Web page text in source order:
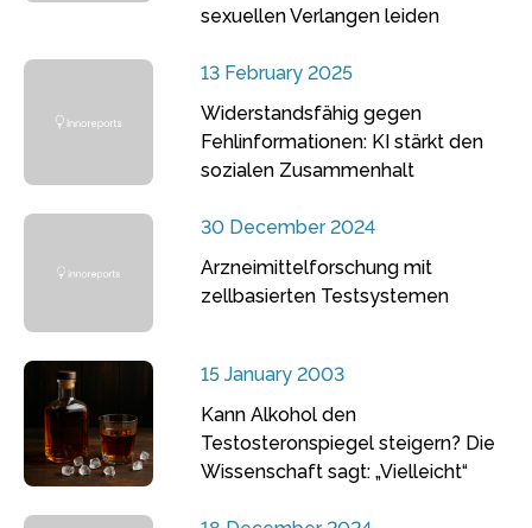
sexuellen Verlangen leiden
13 February 2025
Widerstandsfähig gegen
Fehlinformationen: KI stärkt den
sozialen Zusammenhalt
30 December 2024
Arzneimittelforschung mit
zellbasierten Testsystemen
15 January 2003
Kann Alkohol den
Testosteronspiegel steigern? Die
Wissenschaft sagt: „Vielleicht“